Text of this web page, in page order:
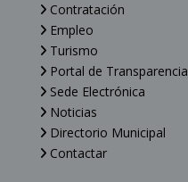
Contratación
Empleo
Turismo
Portal de Transparencia
Sede Electrónica
Noticias
Directorio Municipal
Contactar